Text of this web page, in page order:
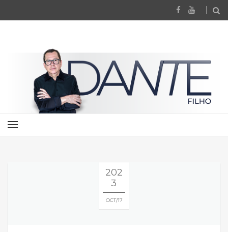
202
3
OCT 17